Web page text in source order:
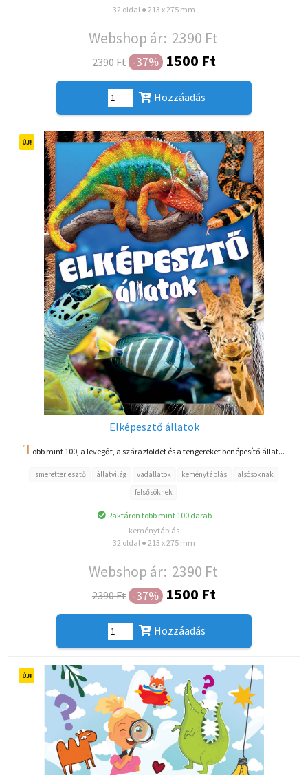
32 oldal ● 213 x 275 mm
Webshop ár: 2390 Ft
2390 Ft -37% 1500 Ft
Hozzáadás
Elképesztő állatok
Több mint 100, a levegőt, a szárazföldet és a tengereket benépesítő állat...
Ismeretterjesztő állatvilág vadállatok keménytáblás
alsósoknak
felsősöknek
Raktáron több mint 100 darab
keménytáblás
32 oldal ● 213 x 275 mm
Webshop ár: 2390 Ft
2390 Ft -37% 1500 Ft
Hozzáadás